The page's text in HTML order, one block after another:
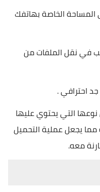
الخاصة بهاتفك
في نقل الملفات من
احترافي .
التي يحتوي عليها
يجعل عملية التحميل
معه.